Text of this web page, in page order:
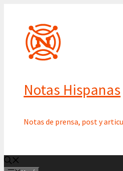
contenido
Notas Hispanas
Notas de prensa, post y